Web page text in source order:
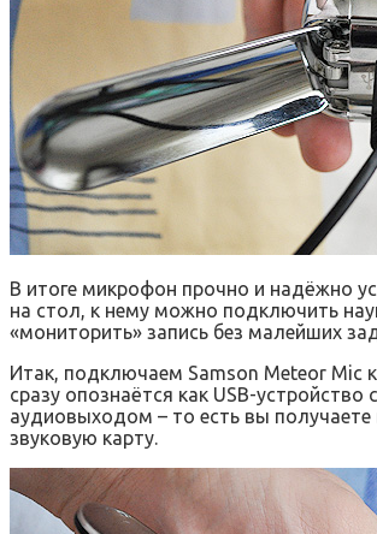
В итоге микрофон прочно и надёжно
на стол, к нему можно подключить
«мониторить» запись без малейших
Итак, подключаем Samson Meteor Mic
сразу опознаётся как USB-
аудиовыходом – то есть вы
звуковую карту.